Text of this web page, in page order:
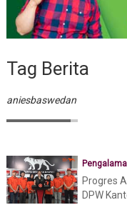
Tag Berita
aniesbaswedan
Progres
DPW